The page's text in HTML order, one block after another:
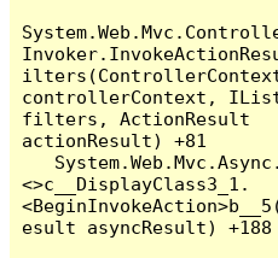
controllerContext,
filters, ActionResult
actionResult) +81
<>c__DisplayClass3_1.
esult asyncResult) +188